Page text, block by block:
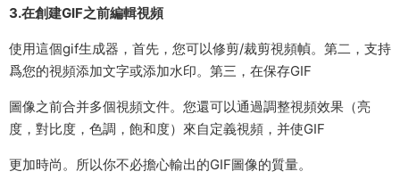
3.在創建GIF之前編輯視頻
使用這個gif生成器，首先，您可以修剪/裁剪視頻幀。第二，支持
爲您的視頻添加文字或添加水印。第三，在保存GIF
圖像之前合并多個視頻文件。您還可以通過調整視頻效果（亮
度，對比度，色調，飽和度）來自定義視頻，并使GIF
更加時尚。所以你不必擔心輸出的GIF圖像的質量。